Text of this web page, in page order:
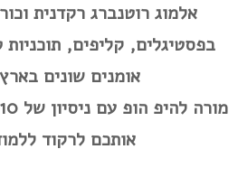
אלמוג רוטנברג רקדנית
בפסטיגלים, קליפים, תוכניות
אומנים שונים
אותכם לרקוד